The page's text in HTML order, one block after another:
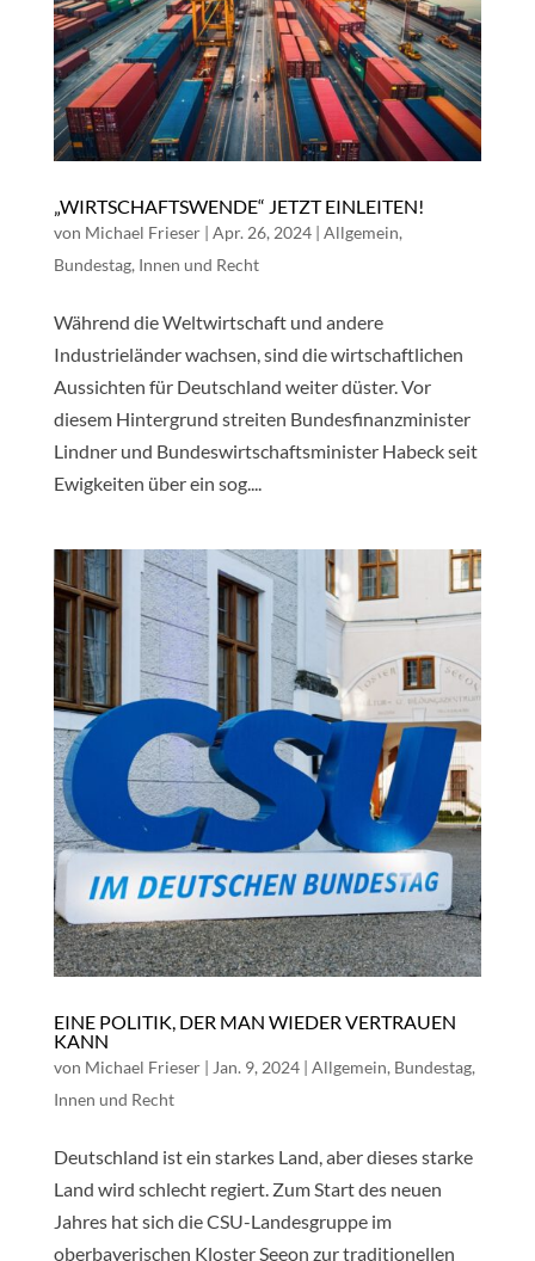
„WIRTSCHAFTSWENDE“ JETZT EINLEITEN!
von Michael Frieser| Apr. 26, 2024| Allgemein,
Bundestag, Innen und Recht
Während die Weltwirtschaft und andere
Industrieländer wachsen, sind die wirtschaftlichen
Aussichten für Deutschland weiter düster. Vor
diesem Hintergrund streiten Bundesfinanzminister
Lindner und Bundeswirtschaftsminister Habeck seit
Ewigkeiten über ein sog....
EINE POLITIK, DER MAN WIEDER VERTRAUEN
KANN
von Michael Frieser| Jan. 9, 2024| Allgemein, Bundestag,
Innen und Recht
Deutschland ist ein starkes Land, aber dieses starke
Land wird schlecht regiert. Zum Start des neuen
Jahres hat sich die CSU-Landesgruppe im
oberbayerischen Kloster Seeon zur traditionellen